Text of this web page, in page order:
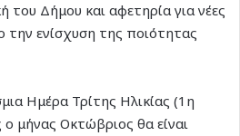
του Δήμου και αφετηρία για νέες
την ενίσχυση της ποιότητας
Ημέρα Τρίτης Ηλικίας (1η
μήνας Οκτώβριος θα είναι